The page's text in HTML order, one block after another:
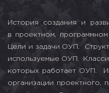
История создания и
в проектном,
Цели и задачи ОУП.
используемые ОУП.
которых работает ОУП.
организации проектного,